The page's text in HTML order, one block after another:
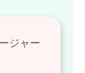
ジャー